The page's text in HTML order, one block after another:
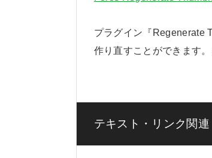
プラグイン『Regenerate
作り直すことができます
テキスト・リンク関連